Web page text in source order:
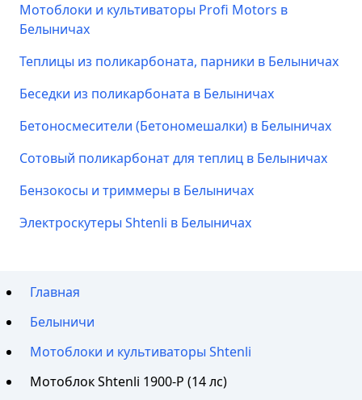
Мотоблоки и культиваторы Profi Motors в
Белыничах
Теплицы из поликарбоната, парники в Белыничах
Беседки из поликарбоната в Белыничах
Бетоносмесители (Бетономешалки) в Белыничах
Сотовый поликарбонат для теплиц в Белыничах
Бензокосы и триммеры в Белыничах
Электроскутеры Shtenli в Белыничах
Главная
Белыничи
Мотоблоки и культиваторы Shtenli
Мотоблок Shtenli 1900-P (14 лс)